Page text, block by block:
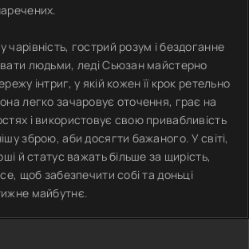
гострий розум і бездоганне
людьми, леді Сьюзан майстерно
інтриг, у якій кожен її крок ретельно
легко зачаровує оточення, грає на
і використовує свою привабливість
зброю, аби досягти бажаного. У світі,
й статус важать більше за щирість,
щоб забезпечити собі та доньці
майбутнє.